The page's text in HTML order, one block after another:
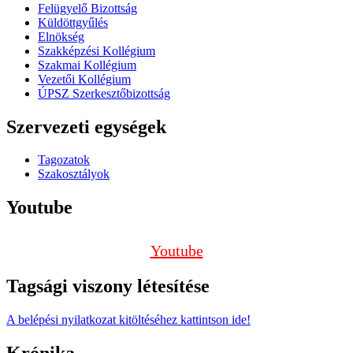
Felügyelő Bizottság
Küldöttgyűlés
Elnökség
Szakképzési Kollégium
Szakmai Kollégium
Vezetői Kollégium
ÚPSZ Szerkesztőbizottság
Szervezeti egységek
Tagozatok
Szakosztályok
Youtube
Youtube
Tagsági viszony létesítése
A belépési nyilatkozat kitöltéséhez kattintson ide!